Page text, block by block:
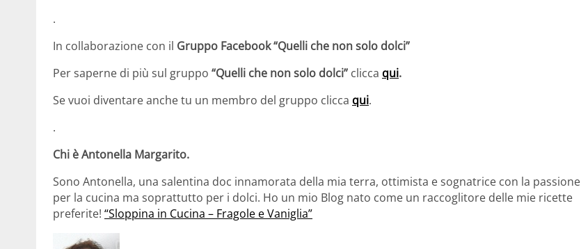
.
In collaborazione con il Gruppo Facebook“Quelli che non solo dolci”
Per saperne di più sul gruppo “Quelli che non solo dolci” clicca qui.
Se vuoi diventare anche tu un membro del gruppo clicca qui.
.
Chi è Antonella Margarito.
Sono Antonella, una salentina doc innamorata della mia terra, ottimista e sognatrice con la passione
per la cucina ma soprattutto per i dolci. Ho un mio Blog nato come un raccoglitore delle mie ricette
preferite! “Sloppina in Cucina – Fragole e Vaniglia”